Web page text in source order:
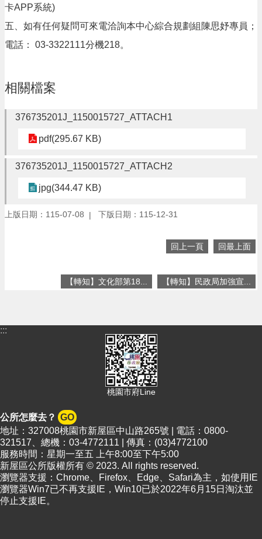
府
隱
私
策
府
料
告
卡APP系統)
五、如有任何疑問可來電洽詢本中心綜合規劃組陳思妤專員；
電話： 03-3322111分機218。
相關檔案
376735201J_1150015727_ATTACH1
pdf(295.67 KB)
376735201J_1150015727_ATTACH2
jpg(344.47 KB)
上版日期：115-07-08 下版日期：115-12-31
回上一頁 回最上面
【轉知】文化部第18... 【轉知】民政局加強宣...
:::
桃園市府Line
公所怎麼去？ GO
地址：327008桃園市新屋區中山路265號 | 電話：0800-
321517、總機：03-4772111 | 傳真：(03)4772100
服務時間：星期一至五 上午8:00至下午5:00
新屋區公所版權所有 © 2023. All rights reserved.
瀏覽器支援：Chrome、Firefox、Edge、Safari為主，如使用IE
瀏覽器Win7已不再支援IE，Win10已於2022年6月15日淘汰並
停止支援IE。